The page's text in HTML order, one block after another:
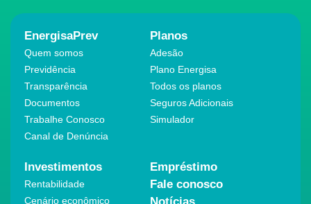
EnergisaPrev
Quem somos
Previdência
Transparência
Documentos
Trabalhe Conosco
Canal de Denúncia
Planos
Adesão
Plano Energisa
Todos os planos
Seguros Adicionais
Simulador
Investimentos
Rentabilidade
Cenário econômico
Empréstimo
Fale conosco